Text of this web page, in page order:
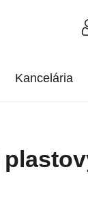
Kancelária